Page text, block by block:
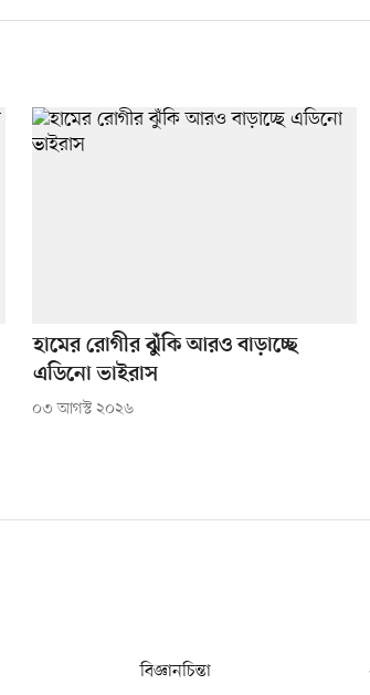
হামের রোগীর ঝুঁকি আরও বাড়াচ্ছে
এডিনো ভাইরাস
০৩ আগস্ট ২০২৬
বিজ্ঞানচিন্তা